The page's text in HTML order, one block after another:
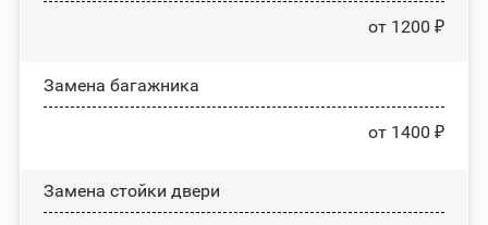
от 1200 ₽
Замена багажника
от 1400 ₽
Зaмeнa cтoйĸи двepи